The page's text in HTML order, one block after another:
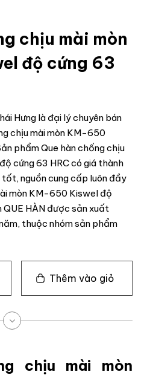
chịu mài mòn
độ cứng 63
Hưng là đại lý chuyên bán
chịu mài mòn KM-650
phẩm Que hàn chống chịu
cứng 63 HRC có giá thành
nguồn cung cấp luôn đầy
mòn KM-650 Kiswel độ
QUE HÀN được sản xuất
thuộc nhóm sản phẩm
Thêm vào giỏ
chịu mài mòn